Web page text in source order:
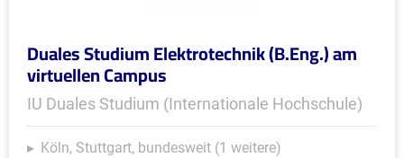
Duales Studium Elektrotechnik (B.Eng.) am
virtuellen Campus
IU Duales Studium (Internationale Hochschule)
Köln, Stuttgart, bundesweit (1 weitere)